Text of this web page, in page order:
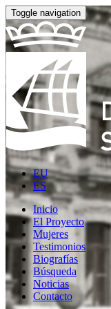
Toggle navigation
EU
ES
Inicio
El Proyecto
Mujeres
Testimonios
Biografías
Búsqueda
Noticias
Contacto